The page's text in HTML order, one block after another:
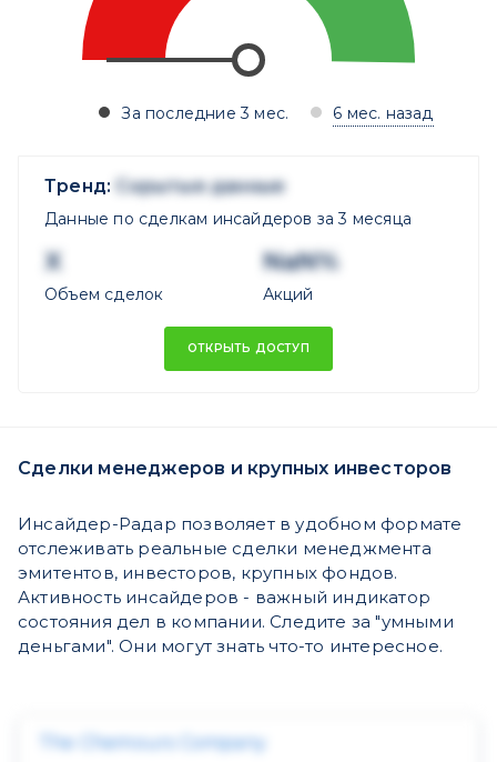
За последние 3 мес. 6 мес. назад
Тренд: Скрытые данные
Данные по сделкам инсайдеров за 3 месяца
X
Объем сделок
NaN%
Акций
ОТКРЫТЬ ДОСТУП
Сделки менеджеров и крупных инвесторов
Инсайдер-Радар позволяет в удобном формате
отслеживать реальные сделки менеджмента
эмитентов, инвесторов, крупных фондов.
Активность инсайдеров - важный индикатор
состояния дел в компании. Следите за "умными
деньгами". Они могут знать что-то интересное.
The Chemours Company